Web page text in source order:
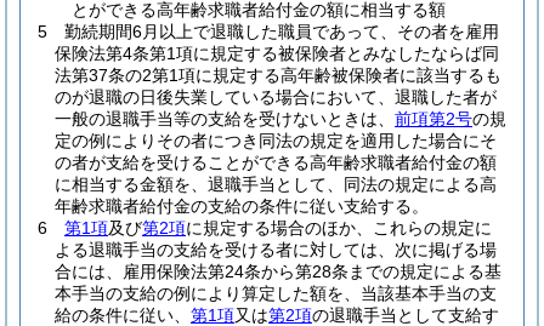
とができる高年齢求職者給付金の額に相当する額
5
勤続期間6月以上で退職した職員であって、その者を雇用
保険法第4条第1項に規定する被保険者とみなしたならば同
法第37条の2第1項に規定する高年齢被保険者に該当するも
のが退職の日後失業している場合において、退職した者が
一般の退職手当等の支給を受けないときは、 前項第2号の規
定の例によりその者につき同法の規定を適用した場合にそ
の者が支給を受けることができる高年齢求職者給付金の額
に相当する金額を、退職手当として、同法の規定による高
年齢求職者給付金の支給の条件に従い支給する。
6
第1項及び第2項に規定する場合のほか、これらの規定に
よる退職手当の支給を受ける者に対しては、次に掲げる場
合には、雇用保険法第24条から第28条までの規定による基
本手当の支給の例により算定した額を、当該基本手当の支
給の条件に従い、 第1項又は第2項の退職手当として支給す